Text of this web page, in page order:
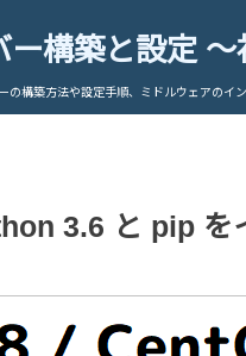
ー構築と設定
の構築方法や設定手順、ミドルウェアのイ
3.6 と pip を